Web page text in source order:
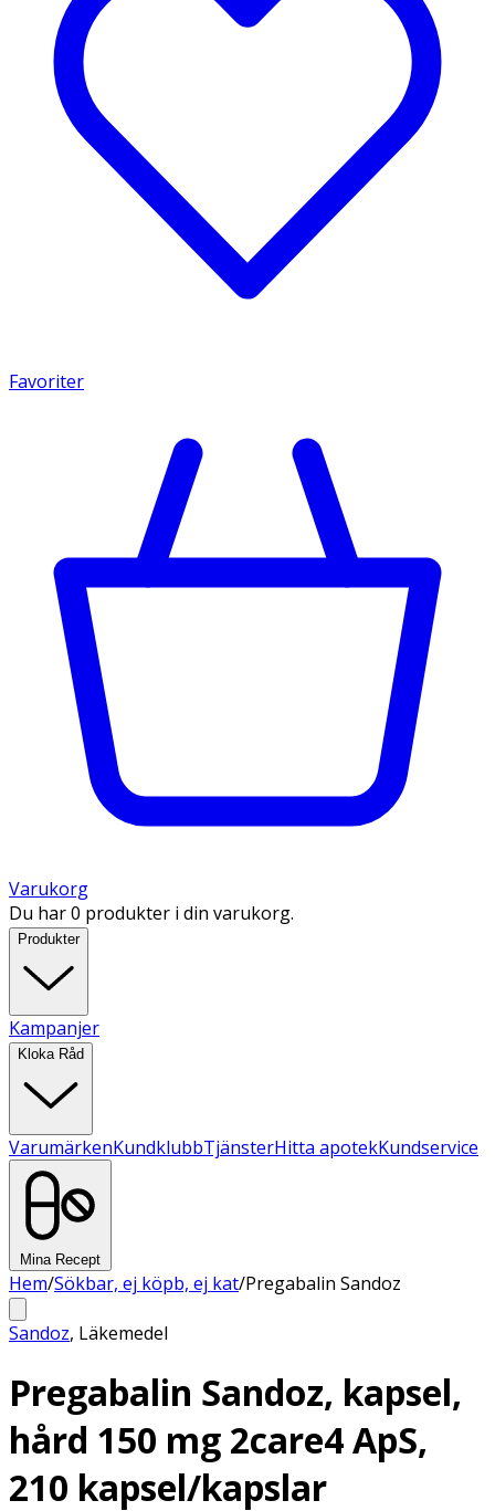
Favoriter
Varukorg
Du har 0 produkter i din varukorg.
Produkter
Kampanjer
Kloka Råd
VarumärkenKundklubbTjänsterHitta apotekKundservice
Mina Recept
Hem/Sökbar, ej köpb, ej kat/Pregabalin Sandoz
Sandoz, Läkemedel
Pregabalin Sandoz, kapsel,
hård 150 mg 2care4 ApS,
210 kapsel/kapslar